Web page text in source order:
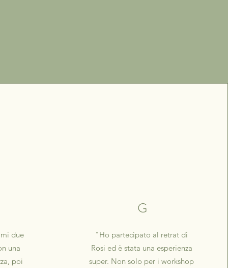
due
una
poi
G
"Ho partecipato al retrat di
Rosi ed è stata una esperienza
super. Non solo per i workshop